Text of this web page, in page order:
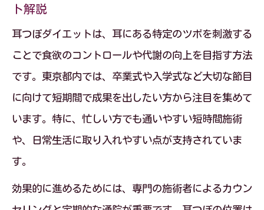
ト解説
耳つぼダイエットは、耳にある特定のツボを刺激する
ことで食欲のコントロールや代謝の向上を目指す方法
です。東京都内では、卒業式や入学式など大切な節目
に向けて短期間で成果を出したい方から注目を集めて
います。特に、忙しい方でも通いやすい短時間施術
や、日常生活に取り入れやすい点が支持されていま
す。
効果的に進めるためには、専門の施術者によるカウン